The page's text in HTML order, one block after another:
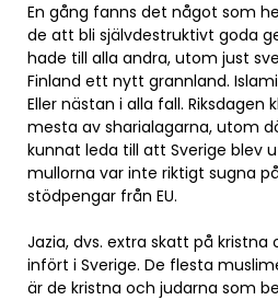
En gång fanns det något som
de att bli självdestruktivt goda
hade till alla andra, utom just
Finland ett nytt grannland.
Eller nästan i alla fall.
mesta av sharialagarna, utom
kunnat leda till att Sverige blev
mullorna var inte riktigt sugna
stödpengar från EU.
Jazia, dvs. extra skatt på kristna
infört i Sverige. De flesta
är de kristna och judarna som